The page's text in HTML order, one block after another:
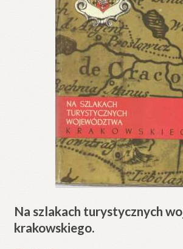
Na szlakach turystycznych
krakowskiego.